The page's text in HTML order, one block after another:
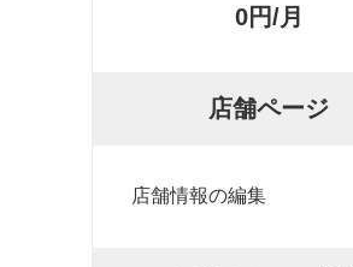
0円/月
店舗ページ
店舗情報の編集